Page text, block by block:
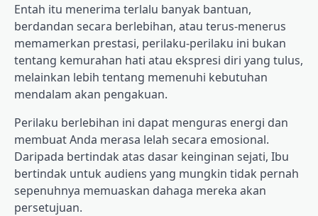
Entah itu menerima terlalu banyak bantuan,
berdandan secara berlebihan, atau terus-menerus
memamerkan prestasi, perilaku-perilaku ini bukan
tentang kemurahan hati atau ekspresi diri yang tulus,
melainkan lebih tentang memenuhi kebutuhan
mendalam akan pengakuan.
Perilaku berlebihan ini dapat menguras energi dan
membuat Anda merasa lelah secara emosional.
Daripada bertindak atas dasar keinginan sejati, Ibu
bertindak untuk audiens yang mungkin tidak pernah
sepenuhnya memuaskan dahaga mereka akan
persetujuan.